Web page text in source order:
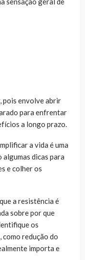
pois envolve abrir
para enfrentar
a longo prazo.
a vida é uma
dicas para
e colher os
a resistência é
sobre por que
os
redução do
importa e